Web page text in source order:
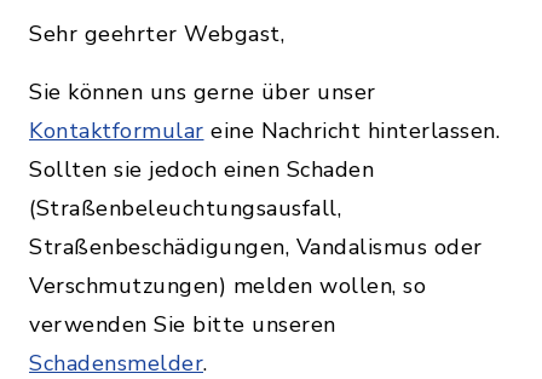
Sehr geehrter Webgast,
Sie können uns gerne über unser
Kontaktformular eine Nachricht hinterlassen.
Sollten sie jedoch einen Schaden
(Straßenbeleuchtungsausfall,
Straßenbeschädigungen, Vandalismus oder
Verschmutzungen) melden wollen, so
verwenden Sie bitte unseren
Schadensmelder.